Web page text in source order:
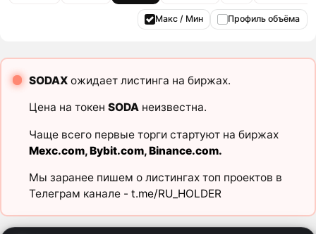
Макс / Мин Профиль объёма
SODAXожидает листинга на биржах.
Цена на токен SODAнеизвестна.
Чаще всего первые торги стартуют на биржах
Mexc.com,Bybit.com,Binance.com.
Мы заранее пишем о листингах топ проектов в
Телеграм канале - t.me/RU_HOLDER